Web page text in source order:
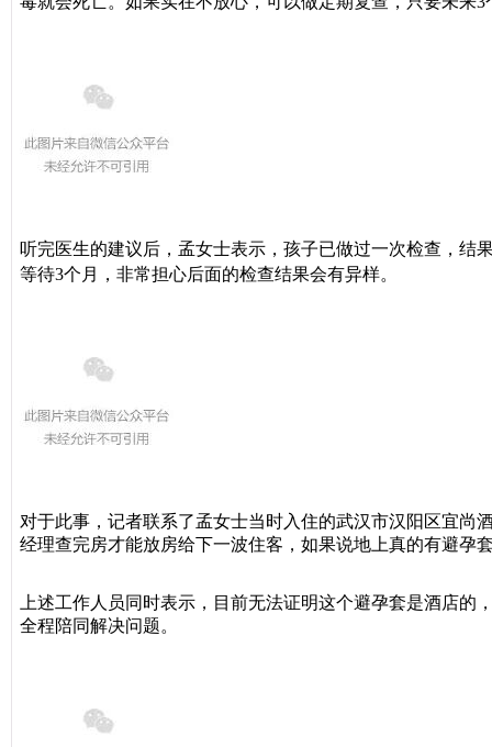
听完医生的建议后，孟女士表示，孩子已做过一次检查，结
等待3个月，非常担心后面的检查结果会有异样。
对于此事，记者联系了孟女士当时入住的武汉市汉阳区宜尚
经理查完房才能放房给下一波住客，如果说地上真的有避孕
上述工作人员同时表示，目前无法证明这个避孕套是酒店
全程陪同解决问题。